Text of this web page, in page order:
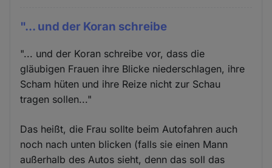
"... und der Koran schreibe
"... und der Koran schreibe vor, dass die
gläubigen Frauen ihre Blicke niederschlagen, ihre
Scham hüten und ihre Reize nicht zur Schau
tragen sollen..."
Das heißt, die Frau sollte beim Autofahren auch
noch nach unten blicken (falls sie einen Mann
außerhalb des Autos sieht, denn das soll das